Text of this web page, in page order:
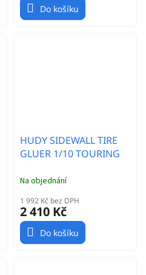
Do košíku
HUDY SIDEWALL TIRE
GLUER 1/10 TOURING
Na objednání
1 992 Kč bez DPH
2 410 Kč
Do košíku